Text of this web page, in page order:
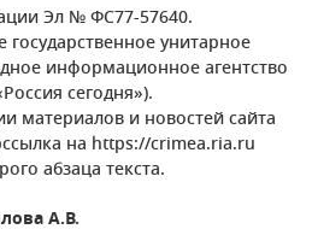
Эл № ФС77-57640.
унитарное
информационное агентство
сегодня»).
материалов и новостей сайта
на https://crimea.ria.ru
абзаца текста.
А.В.